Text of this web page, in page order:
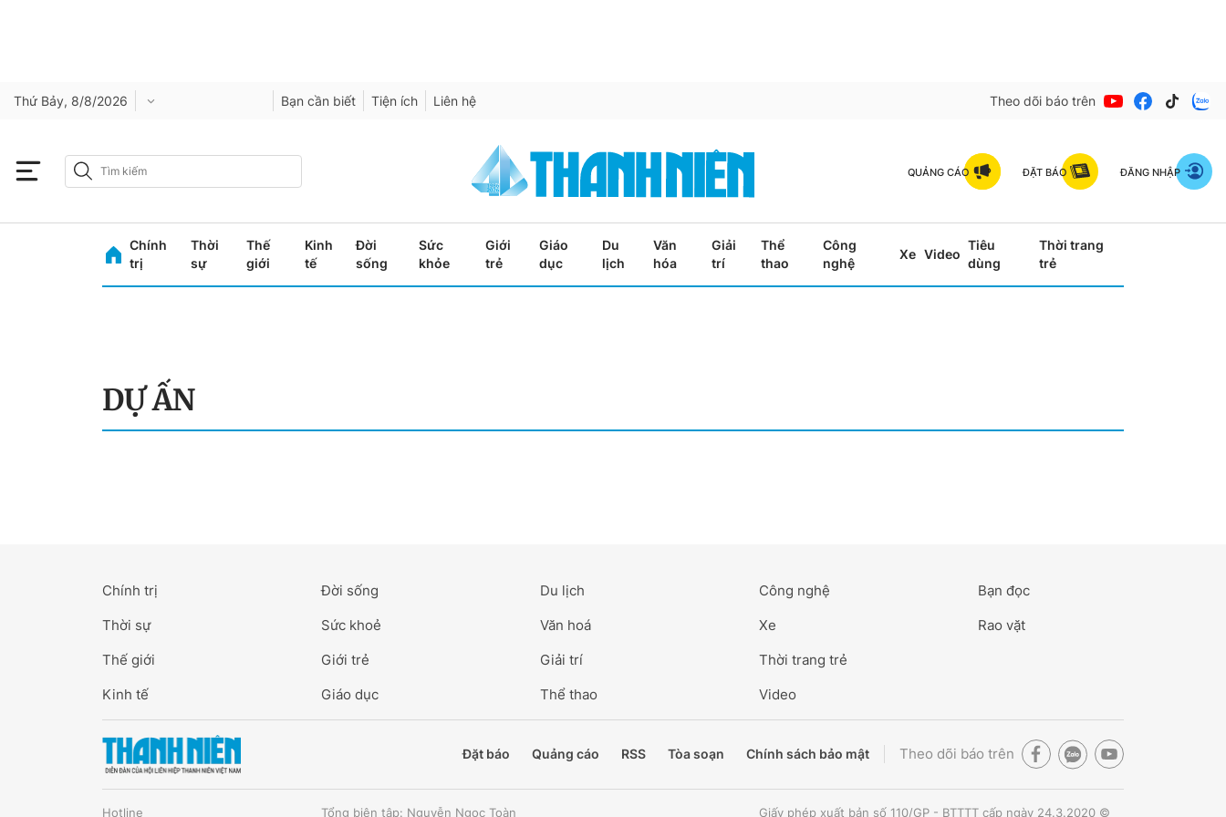
Thứ Bảy, 8/8/2026 Bạn cần biết Tiện ích Liên hệ Theo dõi báo trên
QUẢNG CÁO ĐẶT BÁO ĐĂNG NHẬP
Chính
trị
Thời
sự
Thế
giới
Kinh
tế
Đời
sống
Sức
khỏe
Giới
trẻ
Giáo
dục
Du
lịch
Văn
hóa
Giải
trí
Thể
thao
Công
nghệ
Xe Video
Tiêu
dùng
Thời trang
trẻ
DỰ ẤN
Chính trị
Thời sự
Thế giới
Kinh tế
Đời sống
Sức khoẻ
Giới trẻ
Giáo dục
Du lịch
Văn hoá
Giải trí
Thể thao
Công nghệ
Xe
Thời trang trẻ
Video
Bạn đọc
Rao vặt
Đặt báo Quảng cáo RSS Tòa soạn Chính sách bảo mật Theo dõi báo trên
Hotline Tổng biên tập: Nguyễn Ngọc Toàn Giấy phép xuất bản số 110/GP - BTTTT cấp ngày 24.3.2020 ©